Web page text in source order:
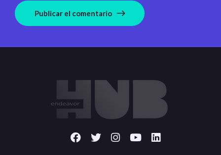
Publicar el comentario